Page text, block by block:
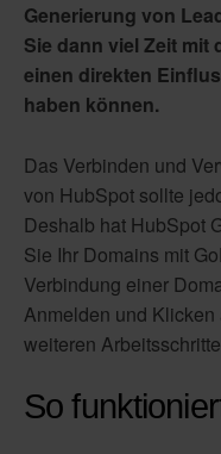
Generierung von
Sie dann viel Zeit mit
einen direkten
haben können.
Das Verbinden und
von HubSpot sollte
Deshalb hat HubSpot
Sie Ihr Domains mit
Verbindung einer
Anmelden und
weiteren
So